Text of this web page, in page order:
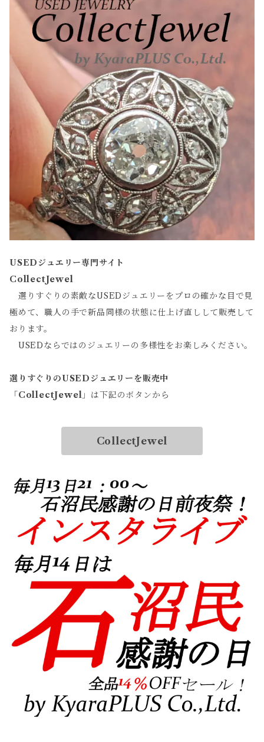
USEDジュエリー専門サイト
CollectJewel
選りすぐりの素敵なUSEDジュエリーをプロの確かな目で見
極めて、職人の手で新品同様の状態に仕上げ直しして販売して
おります。
USEDならではのジュエリーの多様性をお楽しみください。
選りすぐりのUSEDジュエリーを販売中
「CollectJewel 」は下記のボタンから
CollectJewel